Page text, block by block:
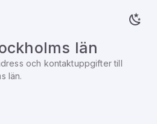
län
och kontaktuppgifter till
län.